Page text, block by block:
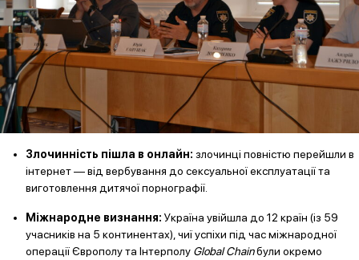
Злочинність пішла в онлайн: злочинці повністю перейшли в
інтернет — від вербування до сексуальної експлуатації та
виготовлення дитячої порнографії.
Міжнародне визнання: Україна увійшла до 12 країн (із 59
учасників на 5 континентах), чиї успіхи під час міжнародної
операції Європолу та Інтерполу Global Chainбули окремо